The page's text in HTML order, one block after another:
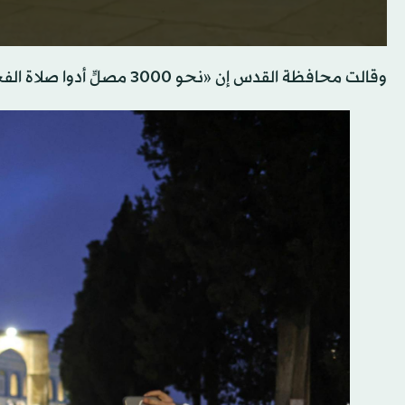
وقالت محافظة القدس إن «نحو 3000 مصلٍّ أدوا صلاة الفجر» الخميس.